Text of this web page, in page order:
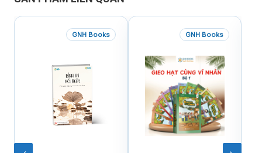
GNH Books GNH Books